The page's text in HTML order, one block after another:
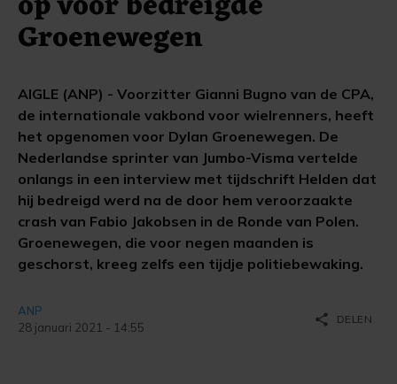
Groenewegen
AIGLE (ANP) - Voorzitter Gianni Bugno van de CPA,
de internationale vakbond voor wielrenners, heeft
het opgenomen voor Dylan Groenewegen. De
Nederlandse sprinter van Jumbo-Visma vertelde
onlangs in een interview met tijdschrift Helden dat
hij bedreigd werd na de door hem veroorzaakte
crash van Fabio Jakobsen in de Ronde van Polen.
Groenewegen, die voor negen maanden is
geschorst, kreeg zelfs een tijdje politiebewaking.
ANP
28 januari 2021 - 14:55
share DELEN